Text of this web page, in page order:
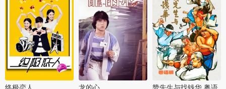
终极恋人 龙的心
赞先生与找钱华 粤语